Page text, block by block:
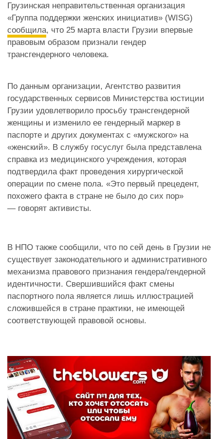
Грузинская неправительственная организация
«Группа поддержки женских инициатив» (WISG)
сообщила, что 25 марта власти Грузии впервые
правовым образом признали гендер
трансгендерного человека.
По данным организации, Агентство развития
государственных сервисов Министерства юстиции
Грузии удовлетворило просьбу трансгендерной
женщины и изменило ее гендерный маркер в
паспорте и других документах с «мужского» на
«женский». В службу госуслуг была представлена
справка из медицинского учреждения, которая
подтвердила факт проведения хирургической
операции по смене пола. «Это первый прецедент,
похожего факта в стране не было до сих пор»
— говорят активисты.
В НПО также сообщили, что по сей день в Грузии не
существует законодательного и административного
механизма правового признания гендера/гендерной
идентичности. Свершившийся факт смены
паспортного пола является лишь иллюстрацией
сложившейся в стране практики, не имеющей
соответствующей правовой основы.